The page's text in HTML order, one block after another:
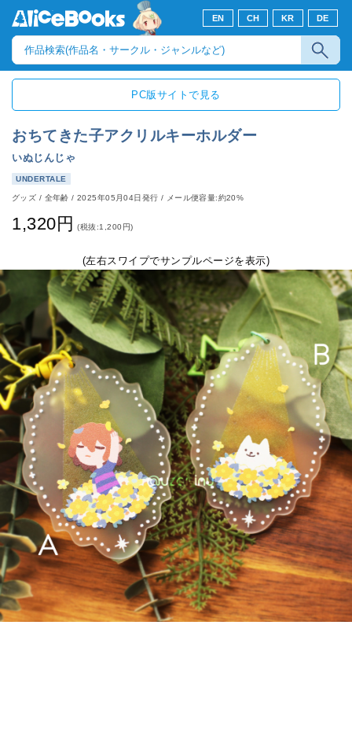
EN CH KR DE
PC版サイトで見る
おちてきた子アクリルキーホルダー
いぬじんじゃ
UNDERTALE
グッズ / 全年齢/2025年05月04日発行 / メール便容量:約20%
1,320円 (税抜:1,200円)
(左右スワイプでサンプルページを表示)